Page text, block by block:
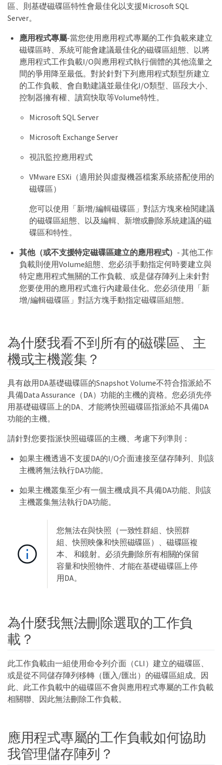
區、則基礎磁碟區特性會最佳化以支援Microsoft SQL
Server。
應用程式專屬-當您使用應用程式專屬的工作負載來建立
磁碟區時、系統可能會建議最佳化的磁碟區組態、以將
應用程式工作負載I/O與應用程式執行個體的其他流量之
間的爭用降至最低。對於針對下列應用程式類型所建立
的工作負載、會自動建議並最佳化I/O類型、區段大小、
控制器擁有權、讀寫快取等Volume特性。
Microsoft SQL Server
Microsoft Exchange Server
視訊監控應用程式
VMware ESXi（適用於與虛擬機器檔案系統搭配使用的
磁碟區）
您可以使用「新增/編輯磁碟區」對話方塊來檢閱建議
的磁碟區組態、以及編輯、新增或刪除系統建議的磁
碟區和特性。
其他（或不支援特定磁碟區建立的應用程式） - 其他工作
負載則使用Volume組態、您必須手動指定何時要建立與
特定應用程式無關的工作負載、或是儲存陣列上未針對
您要使用的應用程式進行內建最佳化。您必須使用「新
增/編輯磁碟區」對話方塊手動指定磁碟區組態。
為什麼我看不到所有的磁碟區、主
機或主機叢集？
具有啟用DA基礎磁碟區的Snapshot Volume不符合指派給不
具備Data Assurance（DA）功能的主機的資格。您必須先停
用基礎磁碟區上的DA、才能將快照磁碟區指派給不具備DA
功能的主機。
請針對您要指派快照磁碟區的主機、考慮下列準則：
如果主機透過不支援DA的I/O介面連接至儲存陣列、則該
主機將無法執行DA功能。
如果主機叢集至少有一個主機成員不具備DA功能、則該
主機叢集無法執行DA功能。
您無法在與快照（一致性群組、快照群
組、快照映像和快照磁碟區）、磁碟區複
本、 和鏡射。必須先刪除所有相關的保留
容量和快照物件、才能在基礎磁碟區上停
用DA。
為什麼我無法刪除選取的工作負
載？
此工作負載由一組使用命令列介面（CLI）建立的磁碟區、
或是從不同儲存陣列移轉（匯入/匯出）的磁碟區組成。因
此、此工作負載中的磁碟區不會與應用程式專屬的工作負載
相關聯、因此無法刪除工作負載。
應用程式專屬的工作負載如何協助
我管理儲存陣列？